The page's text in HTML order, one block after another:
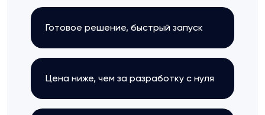
Готовое решение, быстрый запуск
Цена ниже, чем за разработку с нуля